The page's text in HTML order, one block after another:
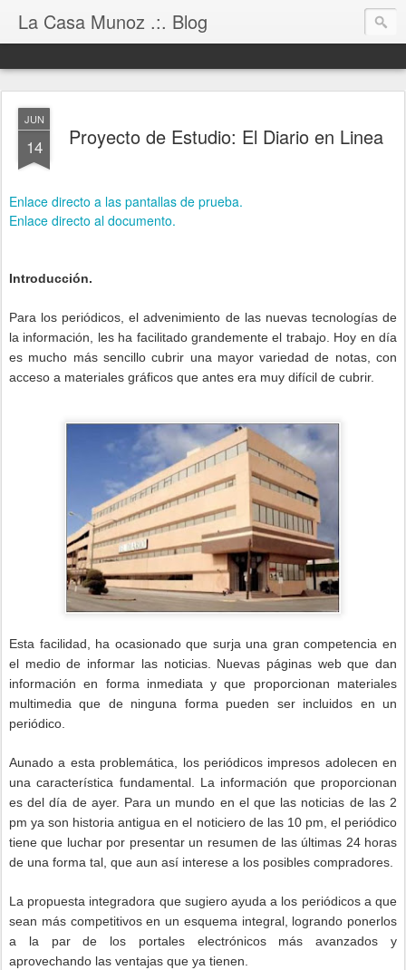
La Casa Munoz .:. Blog
JUN
14 Proyecto de Estudio: El Diario en Linea
Enlace directo a las pantallas de prueba.
Enlace directo al documento.
Introducción.
Para los periódicos, el advenimiento de las nuevas tecnologías de
la información, les ha facilitado grandemente el trabajo. Hoy en día
es mucho más sencillo cubrir una mayor variedad de notas, con
acceso a materiales gráficos que antes era muy difícil de cubrir.
Esta facilidad, ha ocasionado que surja una gran competencia en
el medio de informar las noticias. Nuevas páginas web que dan
información en forma inmediata y que proporcionan materiales
multimedia que de ninguna forma pueden ser incluidos en un
periódico.
Aunado a esta problemática, los periódicos impresos adolecen en
una característica fundamental. La información que proporcionan
es del día de ayer. Para un mundo en el que las noticias de las 2
pm ya son historia antigua en el noticiero de las 10 pm, el periódico
tiene que luchar por presentar un resumen de las últimas 24 horas
de una forma tal, que aun así interese a los posibles compradores.
La propuesta integradora que sugiero ayuda a los periódicos a que
sean más competitivos en un esquema integral, logrando ponerlos
a la par de los portales electrónicos más avanzados y
aprovechando las ventajas que ya tienen.